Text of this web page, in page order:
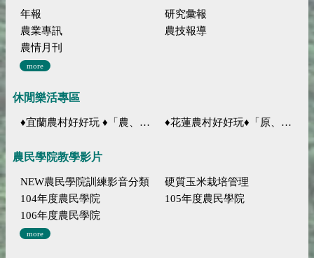
年報
研究彙報
農業專訊
農技報導
農情月刊
more
休閒樂活專區
♦宜蘭農村好好玩 ♦「農、藝、山、水」四條遊程推薦 ♦花蓮農村好好玩♦「原、生、慢、活」四條遊程推薦
農民學院教學影片
NEW農民學院訓練影音分類
硬質玉米栽培管理
104年度農民學院
105年度農民學院
106年度農民學院
more